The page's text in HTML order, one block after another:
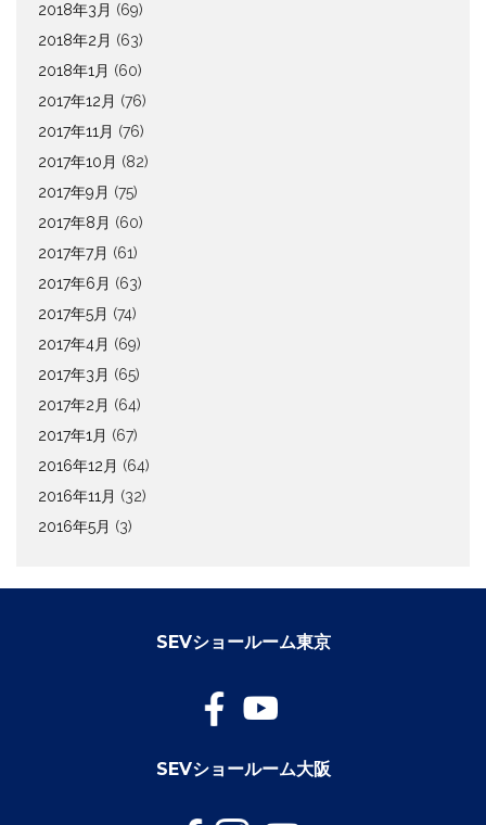
2018年3月 (69)
2018年2月 (63)
2018年1月 (60)
2017年12月 (76)
2017年11月 (76)
2017年10月 (82)
2017年9月 (75)
2017年8月 (60)
2017年7月 (61)
2017年6月 (63)
2017年5月 (74)
2017年4月 (69)
2017年3月 (65)
2017年2月 (64)
2017年1月 (67)
2016年12月 (64)
2016年11月 (32)
2016年5月 (3)
SEVショールーム東京
SEVショールーム大阪